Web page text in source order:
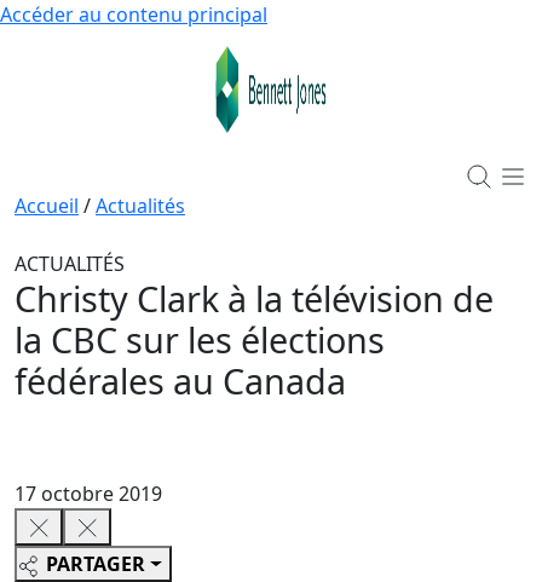
Accéder au contenu principal
Accueil /Actualités
ACTUALITÉS
Christy Clark à la télévision de
la CBC sur les élections
fédérales au Canada
17 octobre 2019
PARTAGER